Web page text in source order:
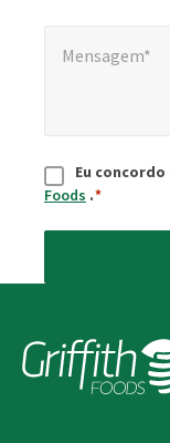
Mensagem*
Consentimento
Eu concordo
Foods .*